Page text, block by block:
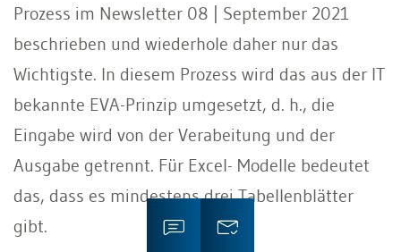
Prozess im Newsletter 08 | September 2021
beschrieben und wiederhole daher nur das
Wichtigste. In diesem Prozess wird das aus der IT
bekannte EVA-Prinzip umgesetzt, d. h., die
Eingabe wird von der Verabeitung und der
Ausgabe getrennt. Für Excel- Modelle bedeutet
das, dass es mindestens drei Tabellenblätter
gibt.